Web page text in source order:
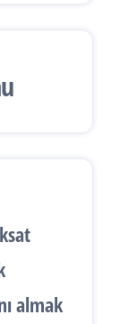
almak